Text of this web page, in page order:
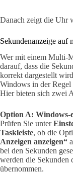
Danach zeigt die Uhr
Sekundenanzeige auf
Wer mit einem Multi-
darauf, dass die
korrekt dargestellt
Windows in der Regel
Hier bieten sich zwei
Option A: Windows-
Prüfen Sie unter
Taskleiste, ob die
Anzeigen anzeigen“
bei den Sekunden
werden die Sekunden
übernommen.